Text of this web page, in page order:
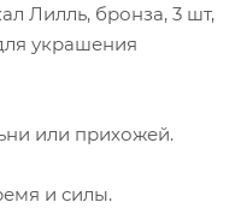
Лилль, бронза, 3 шт,
украшения
или прихожей.
и силы.